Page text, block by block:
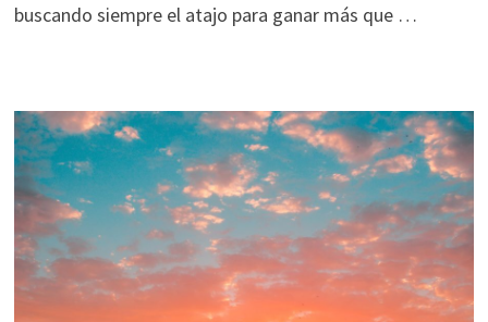
buscando siempre el atajo para ganar más que …